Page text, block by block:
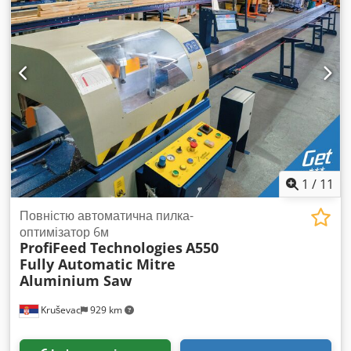
1 / 11
Kruševac 929 km
Повністю автоматична пилка-
оптимізатор 6м
ProfiFeed TechnologiesA550
Fully Automatic Mitre
Aluminium Saw